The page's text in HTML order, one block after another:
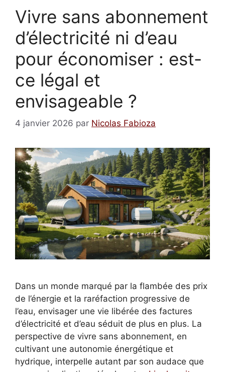
Vivre sans abonnement
d’électricité ni d’eau
pour économiser : est-
ce légal et
envisageable ?
4 janvier 2026 par Nicolas Fabioza
Dans un monde marqué par la flambée des prix
de l’énergie et la raréfaction progressive de
l’eau, envisager une vie libérée des factures
d’électricité et d’eau séduit de plus en plus. La
perspective de vivre sans abonnement, en
cultivant une autonomie énergétique et
hydrique, interpelle autant par son audace que